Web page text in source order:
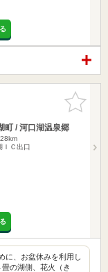
お気に入
りに追加
町 / 河口湖温泉郷
ＩＣ出口
に、お盆休みを利用し
の湖側、花火（き